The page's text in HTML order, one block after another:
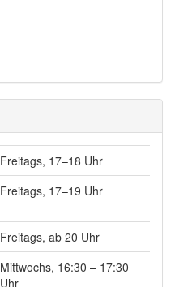
Freitags, 17–18 Uhr
Freitags, 17–19 Uhr
Freitags, ab 20 Uhr
Mittwochs, 16:30 – 17:30
Uhr